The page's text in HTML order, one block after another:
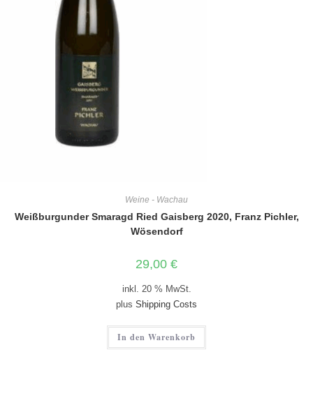
Weine - Wachau
Weißburgunder Smaragd Ried Gaisberg 2020, Franz Pichler,
Wösendorf
29,00 €
inkl. 20 % MwSt.
plus Shipping Costs
In den Warenkorb